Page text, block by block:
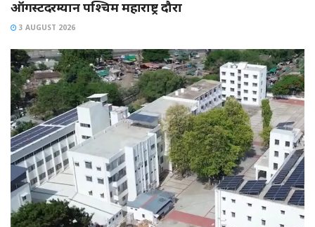
ऑगस्टदरम्यान पश्चिम महाराष्ट्र दौरा
3 AUGUST 2026